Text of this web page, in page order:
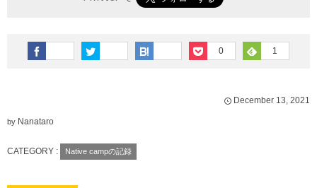
0 1
December 13 2021
by Nanataro
CATEGORY : Native campの記録